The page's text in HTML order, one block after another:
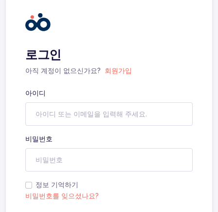
로그인
아직 계정이 없으신가요? 회원가입
아이디
비밀번호
정보 기억하기
비밀번호를 잊으셨나요?